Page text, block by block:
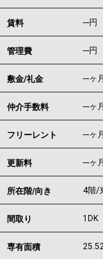
賃料 ---円
管理費 ---円
敷金/礼金 ---ヶ
仲介手数料 ---ヶ月
フリーレント ---ヶ月
更新料 ---ヶ月
所在階/向き 4階/
間取り 1DK
専有面積